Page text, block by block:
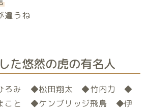
違うね
た悠然の虎の有名人
ろみ ◆松田翔太 ◆竹内力 ◆
こと ◆ケンブリッジ飛鳥 ◆伊